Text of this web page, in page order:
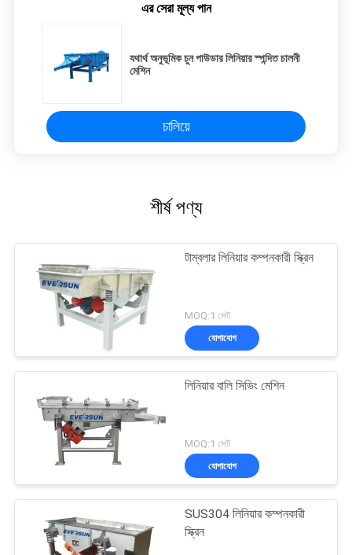
এর সেরা মূল্য পান
যথার্থ অনুভূমিক চুন পাউডার লিনিয়ার স্পন্দিত চালনী
মেশিন
চালিয়ে
শীর্ষ পণ্য
টাম্বলার লিনিয়ার কম্পনকারী স্ক্রিন
MOQ:1 সেট
যোগাযোগ
লিনিয়ার বালি সিভিং মেশিন
MOQ:1 সেট
যোগাযোগ
SUS304 লিনিয়ার কম্পনকারী
স্ক্রিন